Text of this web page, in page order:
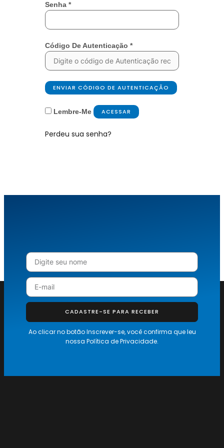
Senha *
Código De Autenticação *
ENVIAR CÓDIGO DE AUTENTICAÇÃO
Lembre-Me ACESSAR
Perdeu sua senha?
CADASTRE-SE PARA RECEBER
Ao clicar no botão Inscrever-se, você confirma que leu
nossa Política de Privacidade.